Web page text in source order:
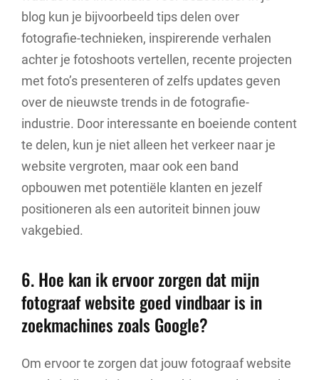
blog kun je bijvoorbeeld tips delen over
fotografie-technieken, inspirerende verhalen
achter je fotoshoots vertellen, recente projecten
met foto’s presenteren of zelfs updates geven
over de nieuwste trends in de fotografie-
industrie. Door interessante en boeiende content
te delen, kun je niet alleen het verkeer naar je
website vergroten, maar ook een band
opbouwen met potentiële klanten en jezelf
positioneren als een autoriteit binnen jouw
vakgebied.
6. Hoe kan ik ervoor zorgen dat mijn
fotograaf website goed vindbaar is in
zoekmachines zoals Google?
Om ervoor te zorgen dat jouw fotograaf website